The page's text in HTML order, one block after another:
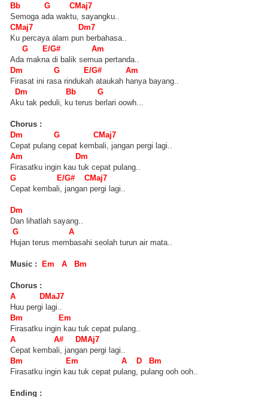
Bb G CMaj7
Semoga ada waktu, sayangku..
CMaj7 Dm7
Ku percaya alam pun berbahasa..
G E/G# Am
Ada makna di balik semua pertanda..
Dm G E/G# Am
Firasat ini rasa rindukah ataukah hanya bayang..
Dm Bb G
Aku tak peduli, ku terus berlari oowh...
Chorus :
Dm G CMaj7
Cepat pulang cepat kembali, jangan pergi lagi..
Am Dm
Firasatku ingin kau tuk cepat pulang..
G E/G# CMaj7
Cepat kembali, jangan pergi lagi..
Dm
Dan lihatlah sayang..
G A
Hujan terus membasahi seolah turun air mata..
Music : Em A Bm
Chorus :
A DMaJ7
Huu pergi lagi..
Bm Em
Firasatku ingin kau tuk cepat pulang..
A A# DMAj7
Cepat kembali, jangan pergi lagi..
Bm Em A D Bm
Firasatku ingin kau tuk cepat pulang, pulang ooh ooh..
Ending :